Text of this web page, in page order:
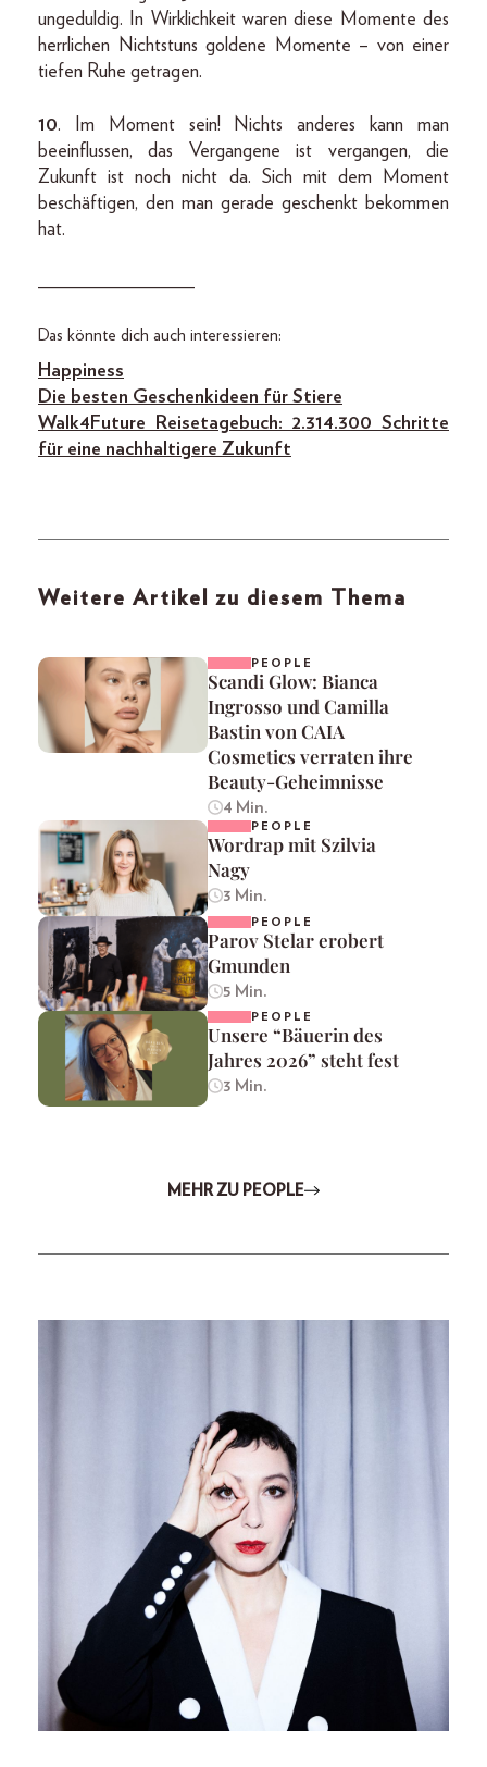
ungeduldig. In Wirklichkeit waren diese Momente des
herrlichen Nichtstuns goldene Momente – von einer
tiefen Ruhe getragen.
10. Im Moment sein! Nichts anderes kann man
beeinflussen, das Vergangene ist vergangen, die
Zukunft ist noch nicht da. Sich mit dem Moment
beschäftigen, den man gerade geschenkt bekommen
hat.
________________
Das könnte dich auch interessieren:
Happiness
Die besten Geschenkideen für Stiere
Walk4Future Reisetagebuch: 2.314.300 Schritte
für eine nachhaltigere Zukunft
Weitere Artikel zu diesem Thema
PEOPLE
Scandi Glow: Bianca
Ingrosso und Camilla
Bastin von CAIA
Cosmetics verraten ihre
Beauty-Geheimnisse
4 Min.
PEOPLE
Wordrap mit Szilvia
Nagy
3 Min.
PEOPLE
Parov Stelar erobert
Gmunden
5 Min.
PEOPLE
Unsere “Bäuerin des
Jahres 2026” steht fest
3 Min.
MEHR ZU PEOPLE